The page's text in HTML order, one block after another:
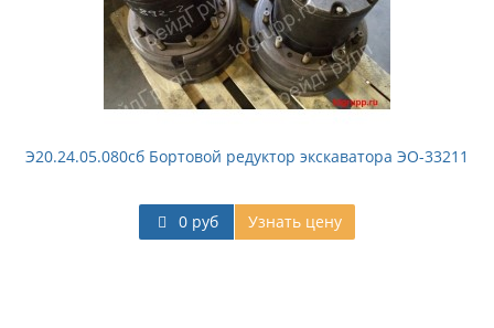
Э20.24.05.080сб Бортовой редуктор экскаватора ЭО-33211
0 руб Узнать цену